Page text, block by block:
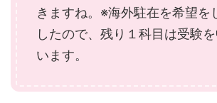
きますね。※海外駐在を希望を
したので、残り１科目は受験
います。